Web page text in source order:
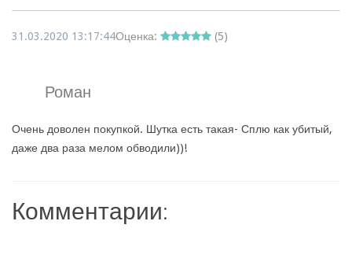
31.03.2020 13:17:44Оценка: (5)
Роман
Очень доволен покупкой. Шутка есть такая- Сплю как убитый,
даже два раза мелом обводили))!
Комментарии: